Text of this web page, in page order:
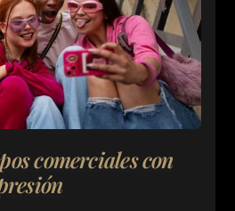
comerciales con